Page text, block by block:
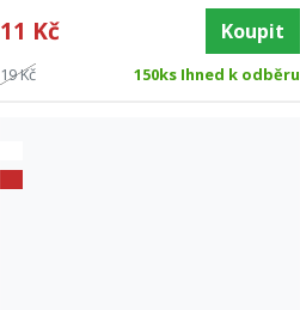
11 Kč Koupit
19 Kč 150ks Ihned k odběru